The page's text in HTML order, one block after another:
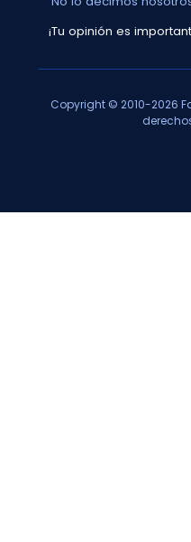
¡Tu opinión es
Copyright © 2010-2026